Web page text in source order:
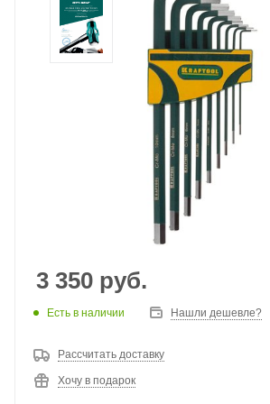
3 350 руб.
Есть в наличии Нашли дешевле?
Рассчитать доставку
Хочу в подарок